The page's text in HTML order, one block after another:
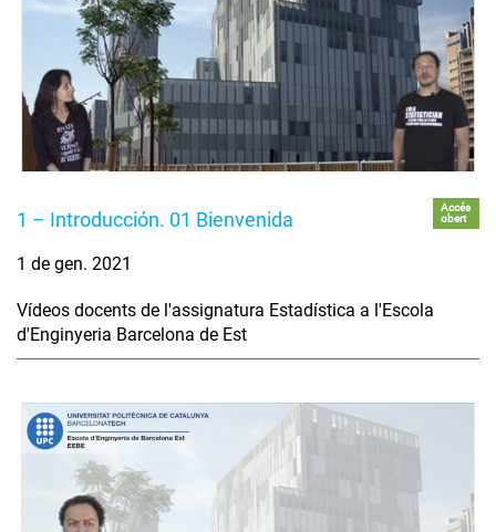
1 – Introducción. 01 Bienvenida
Accés
obert
1 de gen. 2021
Vídeos docents de l'assignatura Estadística a l'Escola
d'Enginyeria Barcelona de Est